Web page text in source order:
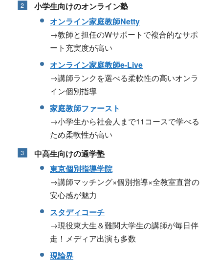
小学生向けのオンライン塾
オンライン家庭教師Netty
→教師と担任のWサポートで複合的なサポ
ート充実度が高い
オンライン家庭教師e-Live
→講師ランクを選べる柔軟性の高いオンラ
イン個別指導
家庭教師ファースト
→小学生から社会人まで11コースで学べる
ため柔軟性が高い
中高生向けの通学塾
東京個別指導学院
→講師マッチング×個別指導×全教室直営の
安心感が魅力
スタディコーチ
→現役東大生＆難関大学生の講師が毎日伴
走！メディア出演も多数
現論界